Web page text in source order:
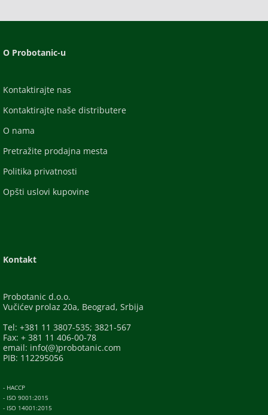
O Probotanic-u
Kontaktirajte nas
Kontaktirajte naše distributere
O nama
Pretražite prodajna mesta
Politika privatnosti
Opšti uslovi kupovine
Kontakt
Probotanic d.o.o.
Vučićev prolaz 20a, Beograd, Srbija
Tel: +381 11 3807-535; 3821-567
Fax: + 381 11 406-00-78
email: info(@)probotanic.com
PIB: 112295056
- HACCP
- ISO 9001:2015
- ISO 14001:2015